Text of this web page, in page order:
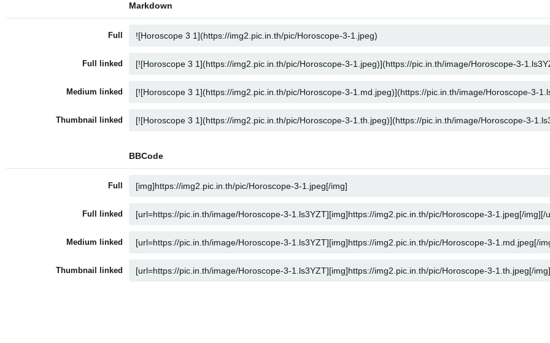
Markdown
Full
Full linked
Medium linked
Thumbnail linked
BBCode
Full
Full linked
Medium linked
Thumbnail linked